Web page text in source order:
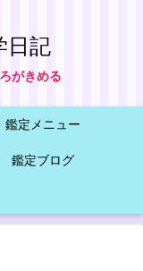
日記
がきめる
鑑定メニュー
鑑定ブログ